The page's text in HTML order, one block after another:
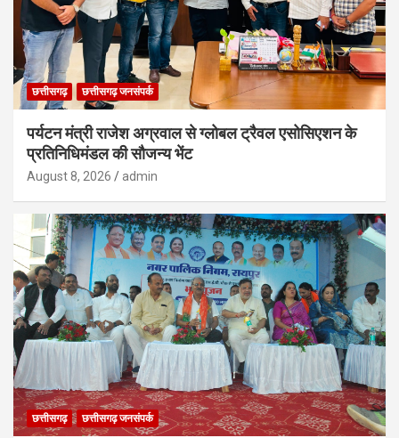
छत्तीसगढ़ छत्तीसगढ़ जनसंपर्क
पर्यटन मंत्री राजेश अग्रवाल से ग्लोबल ट्रैवल एसोसिएशन के
प्रतिनिधिमंडल की सौजन्य भेंट
August 8, 2026 admin
छत्तीसगढ़ छत्तीसगढ़ जनसंपर्क